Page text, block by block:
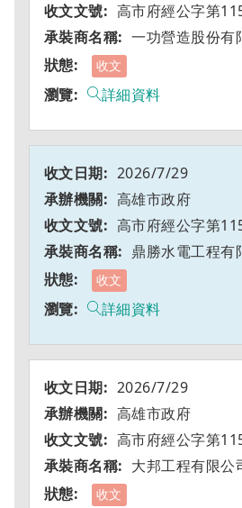
高市府經公字第
一功營造股份有
收文
詳細資料
2026/7/29
高雄市政府
高市府經公字第
鼎勝水電工程有
收文
詳細資料
2026/7/29
高雄市政府
高市府經公字第
大邦工程有限公
收文